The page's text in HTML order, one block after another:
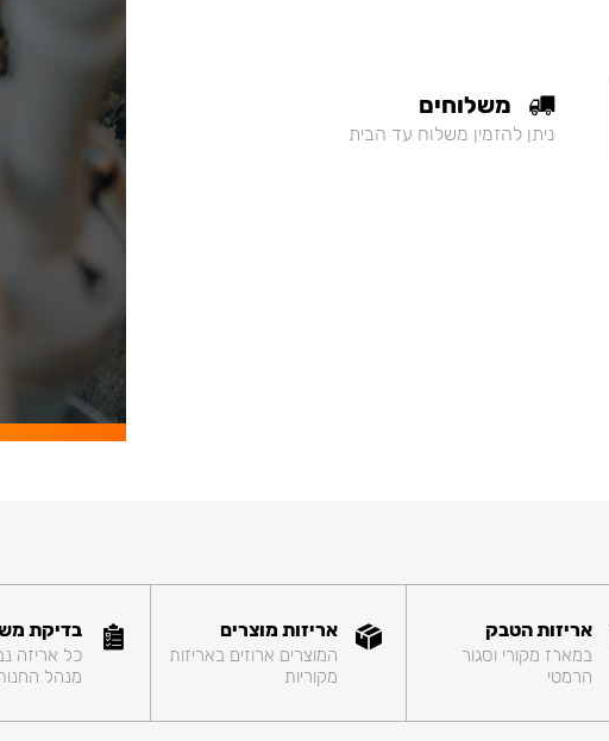
משלוחים
ניתן להזמין משלוח עד הבית
אריזות הטבק
במארז מקורי וסגור
הרמטי
אריזות מוצרים
המוצרים ארוזים באריזות
מקוריות
בדיקת
כל אריזה
מנהל